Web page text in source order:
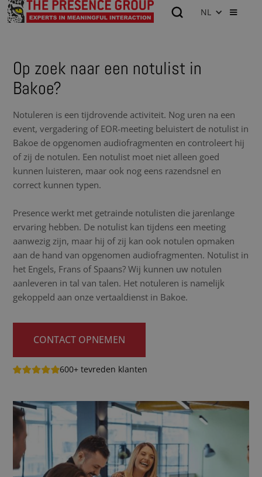
NL
Op zoek naar een notulist in
Bakoe?
Notuleren is een tijdrovende activiteit. Nog uren na een
event, vergadering of EOR-meeting beluistert de notulist in
Bakoe de opgenomen audiofragmenten en controleert hij
of zij de notulen. Een notulist moet niet alleen goed
kunnen luisteren, maar ook nog eens razendsnel en
correct kunnen typen.
Presence werkt met getrainde notulisten die jarenlange
ervaring hebben. De notulist kan tijdens een meeting
aanwezig zijn, maar hij of zij kan ook notulen opmaken
aan de hand van opgenomen audiofragmenten. Notulist in
het Engels, Frans of Spaans? Wij kunnen uw notulen
aanleveren in tal van talen. Het notuleren is namelijk
gekoppeld aan onze vertaaldienst in Bakoe.
CONTACT OPNEMEN
600+ tevreden klanten